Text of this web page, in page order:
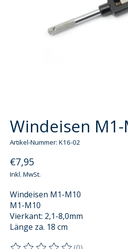
Windeisen
Artikel-Nummer: K16-02
€7,95
Inkl. MwSt.
Windeisen M1-M10
M1-M10
Vierkant: 2,1-8,0mm
Länge za. 18 cm